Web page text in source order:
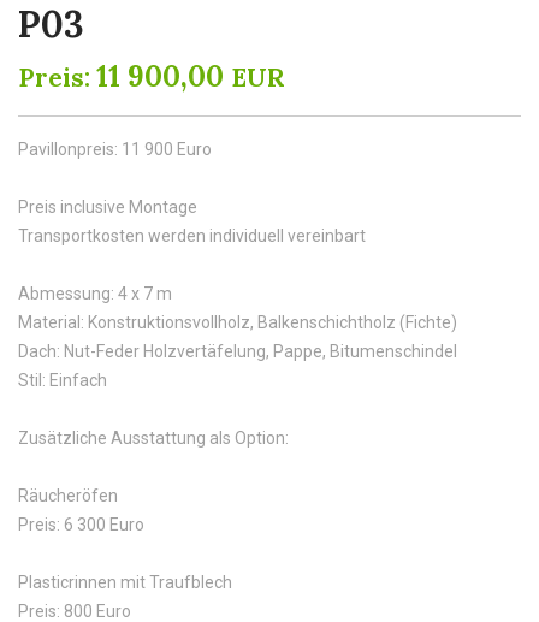
P03
Preis: 11 900,00 EUR
Pavillonpreis: 11 900 Euro
Preis inclusive Montage
Transportkosten werden individuell vereinbart
Abmessung: 4 x 7 m
Material: Konstruktionsvollholz, Balkenschichtholz (Fichte)
Dach: Nut-Feder Holzvertäfelung, Pappe, Bitumenschindel
Stil: Einfach
Zusätzliche Ausstattung als Option:
Räucheröfen
Preis: 6 300 Euro
Plasticrinnen mit Traufblech
Preis: 800 Euro